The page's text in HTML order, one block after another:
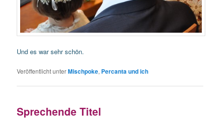
Und es war sehr schön.
Veröffentlicht unterMischpoke, Percanta und ich
Sprechende Titel